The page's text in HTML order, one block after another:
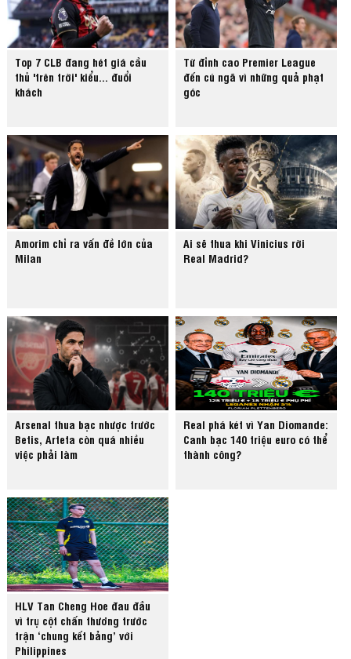
Top 7 CLB đang hét giá cầu
thủ 'trên trời' kiểu... đuổi
khách
Từ đỉnh cao Premier League
đến cú ngã vì những quả phạt
góc
Amorim chỉ ra vấn đề lớn của
Milan
Ai sẽ thua khi Vinicius rời
Real Madrid?
Arsenal thua bạc nhược trước
Betis, Arteta còn quá nhiều
việc phải làm
Real phá két vì Yan Diomande:
Canh bạc 140 triệu euro có thể
thành công?
HLV Tan Cheng Hoe đau đầu
vì trụ cột chấn thương trước
trận ‘chung kết bảng’ với
Philippines